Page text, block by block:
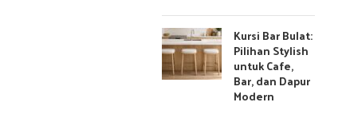
Kursi Bar Bulat:
Pilihan Stylish
untuk Cafe,
Bar, dan Dapur
Modern